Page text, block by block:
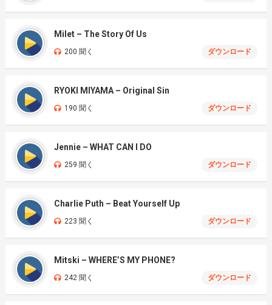
Milet – The Story Of Us
200 聞く ダウンロード
RYOKI MIYAMA – Original Sin
190 聞く ダウンロード
Jennie – WHAT CAN I DO
259 聞く ダウンロード
Charlie Puth – Beat Yourself Up
223 聞く ダウンロード
Mitski – WHERE’S MY PHONE?
242 聞く ダウンロード